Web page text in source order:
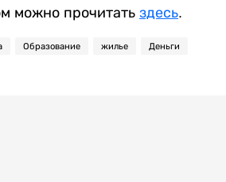
можно прочитать здесь.
Образование жилье Деньги